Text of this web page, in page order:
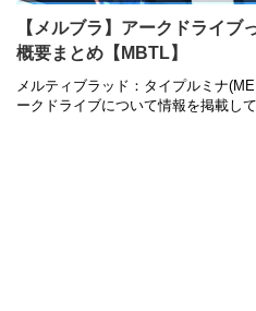
【メルブラ】アークドライブ
概要まとめ【MBTL】
メルティブラッド：タイプルミナ
ークドライブについて情報を掲載し